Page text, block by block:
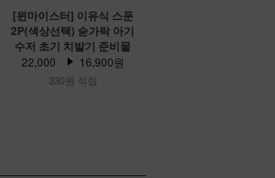
[윈마이스터] 이유식 스푼
2P(색상선택) 숟가락 아기
수저 초기 치발기 준비물
22,000 16,900원
330원 적립